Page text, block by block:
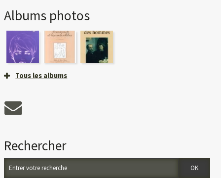
Albums photos
Tous les albums
Rechercher